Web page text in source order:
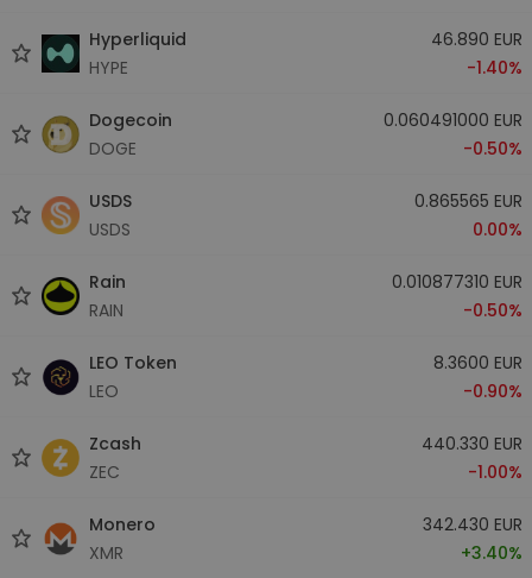
Hyperliquid
HYPE
46.890 EUR
-1.40%
Dogecoin
DOGE
0.060491000 EUR
-0.50%
USDS
USDS
0.865565 EUR
0.00%
Rain
RAIN
0.010877310 EUR
-0.50%
LEO Token
LEO
8.3600 EUR
-0.90%
Zcash
ZEC
440.330 EUR
-1.00%
Monero
XMR
342.430 EUR
+3.40%